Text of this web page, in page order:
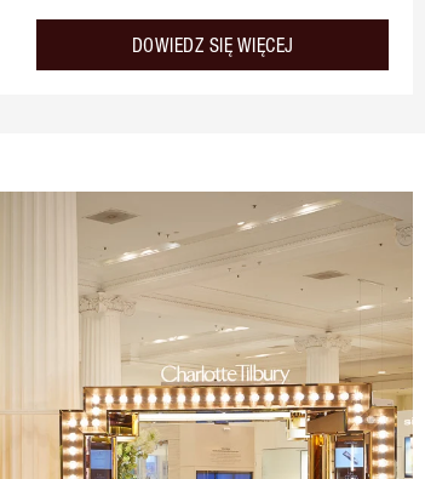
DOWIEDZ SIĘ WIĘCEJ